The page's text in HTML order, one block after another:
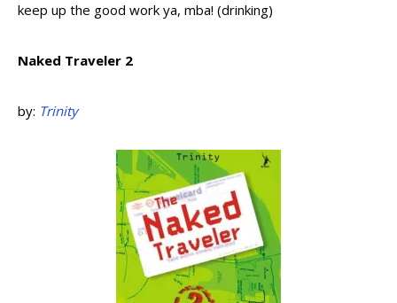
keep up the good work ya, mba! (drinking)
Naked Traveler 2
by: Trinity